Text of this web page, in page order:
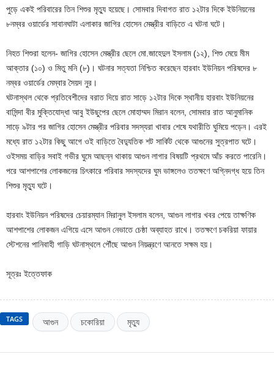
পুড়ে একই পরিবারের তিন শিশুর মৃত্যু হয়েছে। সোমবার দিবাগত রাত ১২টার দিকে ইউনিয়নের
৮নম্বর ওয়ার্ডের সাবানঘাটা এলাকার জাগির হোসেন মেস্ত্রীর বাড়িতে এ ঘটনা ঘটে।
নিহত শিশুরা হলেন- জাগির হোসেন মেস্ত্রীর ছেলে মো.জাহেদুল ইসলাম (১২), শিশু মেয়ে মীম
আক্তার (১০) ও মিতু মনি (৮)। ঘটনার সত্যতা নিশ্চিত করেছেন হারবাং ইউনিয়ন পরিষদের ৮
নম্বর ওয়ার্ডের মেম্বার সৈয়দ নুর।
ঘটনাস্থল থেকে প্রতিবেশীদের বরাত দিয়ে রাত সাড়ে ১২টার দিকে স্থানীয় হারবাং ইউনিয়নের
বাসিন্দা বীর মুক্তিযোদ্ধা আবু ইউছুপের ছেলে মোহাম্মদ মিরান বলেন, সোমবার রাত আনুমানিক
সাড়ে ৯টার পর জাগির হোসেন মেস্ত্রীর পরিবার সদস্যরা খাবার শেষে যথারীতি ঘুমিয়ে পড়েন। এরই
মধ্যে রাত ১২টার কিছু আগে ওই বাড়িতে বৈদ্যুতিক শট সার্কিট থেকে আগুনের সুত্রপাত ঘটে।
ওইসময় বাড়ির সবাই গভীর ঘুমে আছন্ন থাকায় আগুন লাগার বিষয়টি প্রথমে আঁচ করতে পারেনি।
পরে আশপাশের লোকজনের চিৎকারে পরিবার সদস্যদের ঘুম ভাঙ্গলেও ততক্ষণে অগ্নিদগ্ধ হয়ে তিন
শিশুর মৃত্যু ঘটে।
হারবাং ইউনিয়ন পরিষদের চেয়ারম্যান মিরানুল ইসলাম বলেন, আগুন লাগার খবর পেয়ে তাক্ষণিক
আশপাশের লোকজন এগিয়ে এসে আগুন নেভাতে চেষ্ঠা অব্যাহত রাখে। ততক্ষণে চকরিয়া ফায়ার
স্টেশনের পানিবাহী গাড়ি ঘটনাস্থলে পৌঁছে আগুন নিয়ন্ত্রণে আনতে সক্ষম হয়।
সূত্রঃ ইত্তেফাক
TAGS আগুন চকোরিয়া মৃত্যু